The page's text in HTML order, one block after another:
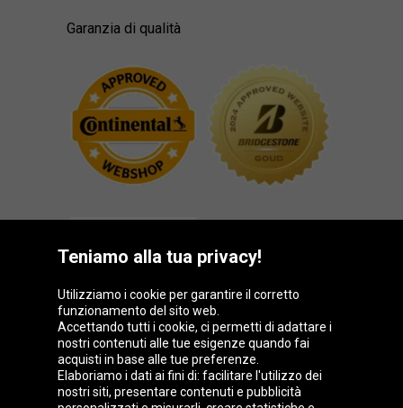
Garanzia di qualità
Gruppo Oponeo
Belgique Česká Deutschland Éire
Teniamo alla tua privacy!
Utilizziamo i cookie per garantire il corretto
funzionamento del sito web.
Accettando tutti i cookie, ci permetti di adattare i
nostri contenuti alle tue esigenze quando fai
acquisti in base alle tue preferenze.
Elaboriamo i dati ai fini di: facilitare l'utilizzo dei
nostri siti, presentare contenuti e pubblicità